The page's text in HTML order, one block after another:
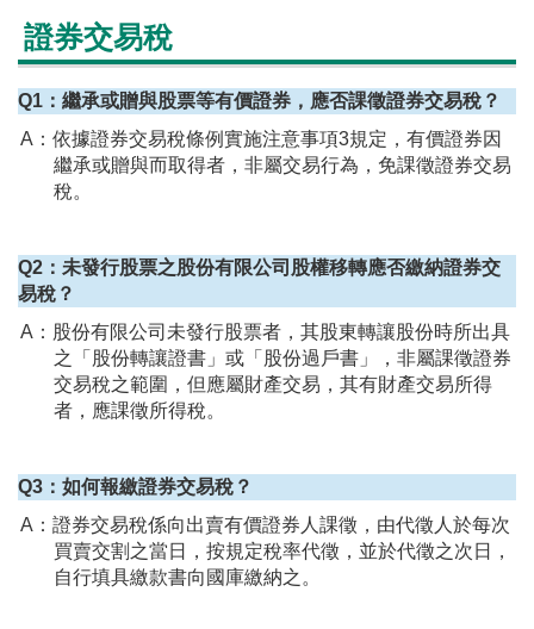
證券交易稅
Q1：繼承或贈與股票等有價證券，應否課徵證券交易稅？
A：依據證券交易稅條例實施注意事項3規定，有價證券因
繼承或贈與而取得者，非屬交易行為，免課徵證券交易
稅。
Q2：未發行股票之股份有限公司股權移轉應否繳納證券交
易稅？
A：股份有限公司未發行股票者，其股東轉讓股份時所出具
之「股份轉讓證書」或「股份過戶書」，非屬課徵證券
交易稅之範圍，但應屬財產交易，其有財產交易所得
者，應課徵所得稅。
Q3：如何報繳證券交易稅？
A：證券交易稅係向出賣有價證券人課徵，由代徵人於每次
買賣交割之當日，按規定稅率代徵，並於代徵之次日，
自行填具繳款書向國庫繳納之。